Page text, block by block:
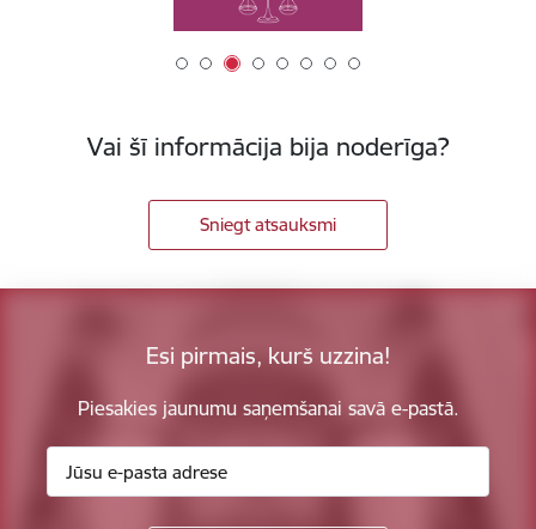
Vai šī informācija bija noderīga?
Sniegt atsauksmi
Esi pirmais, kurš uzzina!
Piesakies jaunumu saņemšanai savā e-pastā.